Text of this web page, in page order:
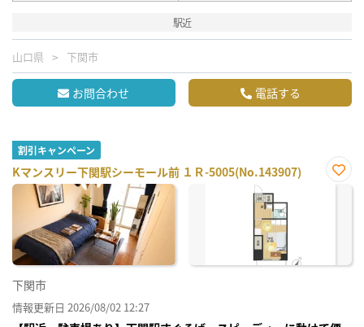
駅近
山口県 下関市
お問合わせ 電話する
割引キャンペーン
Kマンスリー下関駅シーモール前 １Ｒ-5005(No.143907)
お気
下関市
情報更新日 2026/08/02 12:27